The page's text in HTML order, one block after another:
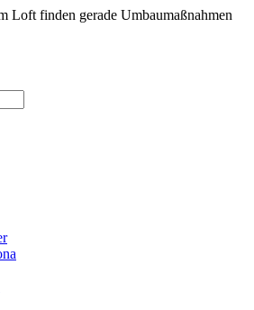
Loft finden gerade Umbaumaßnahmen